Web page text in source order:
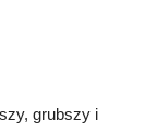
grubszy i